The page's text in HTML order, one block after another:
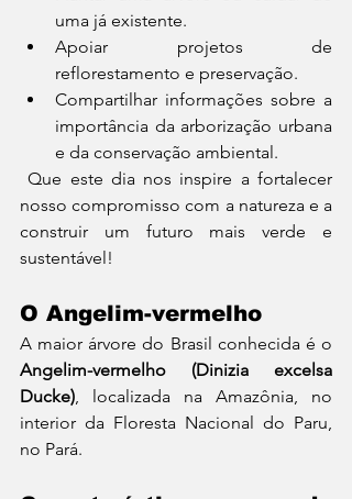
uma já existente.
Apoiar projetos de
reflorestamento e preservação.
Compartilhar informações sobre a
importância da arborização urbana
e da conservação ambiental.
Que este dia nos inspire a fortalecer
nosso compromisso com a natureza e a
construir um futuro mais verde e
sustentável!
O Angelim-vermelho
Angelim-vermelho (Dinizia excelsa
Ducke), localizada na Amazônia, no
interior da Floresta Nacional do Paru,
no Pará.